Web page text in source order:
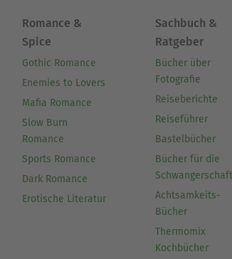
Romance &
Spice
Gothic Romance
Enemies to Lovers
Mafia Romance
Slow Burn
Romance
Sports Romance
Dark Romance
Erotische Literatur
Sachbuch &
Ratgeber
Bücher über
Fotografie
Reiseberichte
Reiseführer
Bastelbücher
Bücher für die
Schwangerschaft
Achtsamkeits-
Bücher
Thermomix
Kochbücher